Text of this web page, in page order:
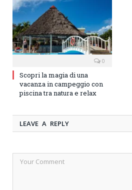
0
Scopri la magia di una
vacanza in campeggio con
piscina tra natura e relax
LEAVE A REPLY